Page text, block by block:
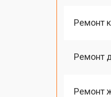
Ремонт
Ремонт
Ремонт